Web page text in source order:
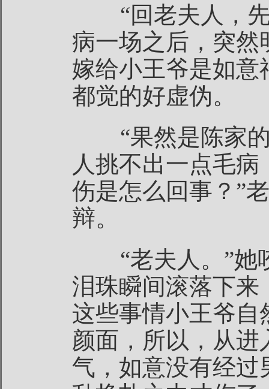
“回老夫人，先
病一场之后，突然
嫁给小王爷是如意
都觉的好虚伪。
“果然是陈家的
人挑不出一点毛
伤是怎么回事？”
辩。
“老夫人。”她
泪珠瞬间滚落下来
这些事情小王爷自
颜面，所以，从
气，如意没有经过